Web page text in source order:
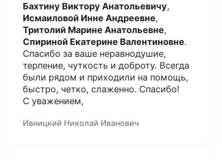
Бахтину Виктору Анатольевичу,
Исмаиловой Инне Андреевне,
Тритолий Марине Анатольевне,
Спириной Екатерине Валентиновне.
Спасибо за ваше неравнодушие,
терпение, чуткость и доброту. Всегда
были рядом и приходили на помощь,
быстро, четко, слаженно. Спасибо!
С уважением,
Ивницкий Николай Иванович